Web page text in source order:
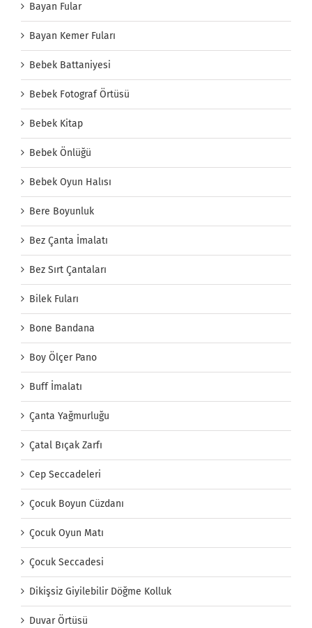
Bayan Fular
Bayan Kemer Fuları
Bebek Battaniyesi
Bebek Fotograf Örtüsü
Bebek Kitap
Bebek Önlüğü
Bebek Oyun Halısı
Bere Boyunluk
Bez Çanta İmalatı
Bez Sırt Çantaları
Bilek Fuları
Bone Bandana
Boy Ölçer Pano
Buff İmalatı
Çanta Yağmurluğu
Çatal Bıçak Zarfı
Cep Seccadeleri
Çocuk Boyun Cüzdanı
Çocuk Oyun Matı
Çocuk Seccadesi
Dikişsiz Giyilebilir Döğme Kolluk
Duvar Örtüsü